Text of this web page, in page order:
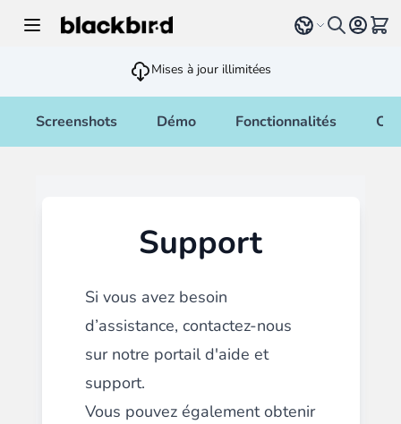
Select language
Voir
Mises à jour illimitées
Screenshots Démo Fonctionnalités
Support
Si vous avez besoin
d’assistance, contactez-nous
sur notre portail d'aide et
support.
Vous pouvez également obtenir